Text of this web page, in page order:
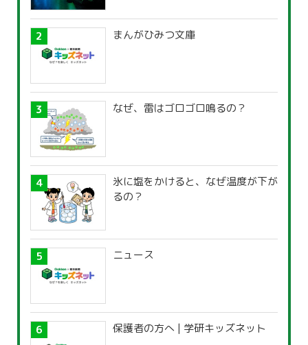
まんがひみつ文庫
なぜ、雷はゴロゴロ鳴るの？
氷に塩をかけると、なぜ温度が下が
るの？
ニュース
保護者の方へ | 学研キッズネット